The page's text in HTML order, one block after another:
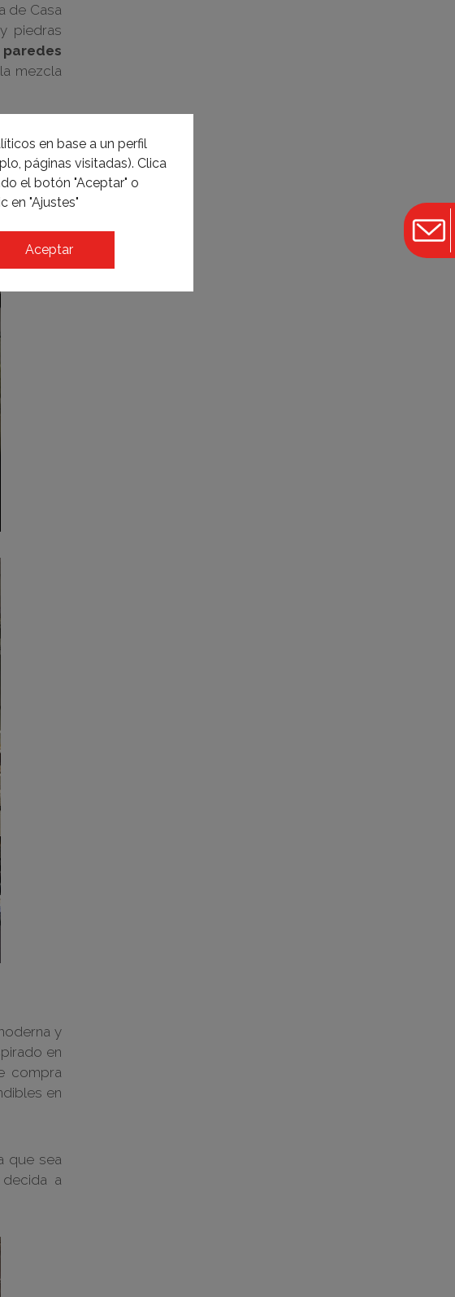
de Casa
piedras
paredes
mezcla
y
en
compra
en
que sea
a
en base a un perfil
páginas visitadas). Clica
el botón "Aceptar" o
en "Ajustes"
Aceptar